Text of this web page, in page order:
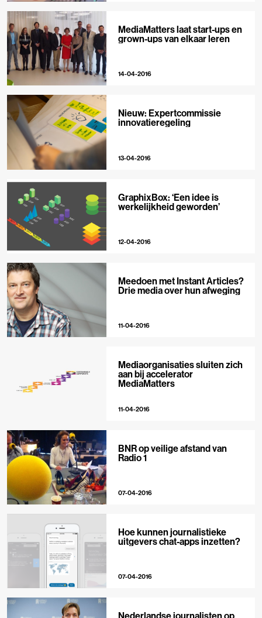
MediaMatters laat start-ups en
grown-ups van elkaar leren
14-04-2016
Nieuw: Expertcommissie
innovatieregeling
13-04-2016
GraphixBox: ‘Een idee is
werkelijkheid geworden’
12-04-2016
Meedoen met Instant Articles?
Drie media over hun afweging
11-04-2016
Mediaorganisaties sluiten zich
aan bij accelerator
MediaMatters
11-04-2016
BNR op veilige afstand van
Radio 1
07-04-2016
Hoe kunnen journalistieke
uitgevers chat-apps inzetten?
07-04-2016